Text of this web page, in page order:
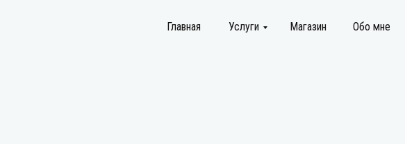
Главная Услуги Обо мне
Магазин